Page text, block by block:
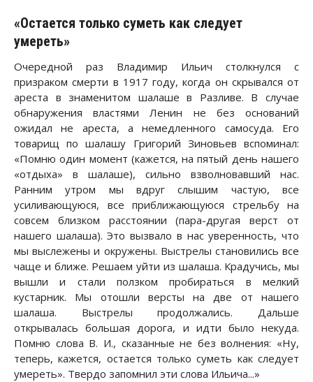
«Остается только суметь как следует
умереть»
Очередной раз Владимир Ильич столкнулся с
призраком смерти в 1917 году, когда он скрывался от
ареста в знаменитом шалаше в Разливе. В случае
обнаружения властями Ленин не без оснований
ожидал не ареста, а немедленного самосуда. Его
товарищ по шалашу Григорий Зиновьев вспоминал:
«Помню один момент (кажется, на пятый день нашего
«отдыха» в шалаше), сильно взволновавший нас.
Ранним утром мы вдруг слышим частую, все
усиливающуюся, все приближающуюся стрельбу на
совсем близком расстоянии (пара-другая верст от
нашего шалаша). Это вызвало в нас уверенность, что
мы выслежены и окружены. Выстрелы становились все
чаще и ближе. Решаем уйти из шалаша. Крадучись, мы
вышли и стали ползком пробираться в мелкий
кустарник. Мы отошли версты на две от нашего
шалаша. Выстрелы продолжались. Дальше
открывалась большая дорога, и идти было некуда.
Помню слова В. И., сказанные не без волнения: «Ну,
теперь, кажется, остается только суметь как следует
умереть». Твердо запомнил эти слова Ильича...»